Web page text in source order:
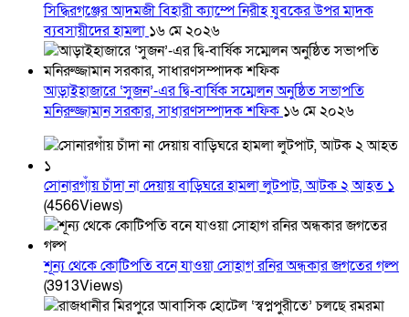
সিদ্ধিরগঞ্জের আদমজী বিহারী ক্যাম্পে নিরীহ যুবকের উপর মাদক
ব্যবসায়ীদের হামলা ১৬ মে ২০২৬
আড়াইহাজারে ‘সুজন’-এর দ্বি-বার্ষিক সম্মেলন অনুষ্ঠিত সভাপতি
মনিরুজ্জামান সরকার, সাধারণসম্পাদক শফিক ১৬ মে ২০২৬
সোনারগাঁয় চাঁদা না দেয়ায় বাড়িঘরে হামলা লুটপাট, আটক ২ আহত ১
(4566Views)
শূন্য থেকে কোটিপতি বনে যাওয়া সোহাগ রনির অন্ধকার জগতের গল্প
(3913Views)